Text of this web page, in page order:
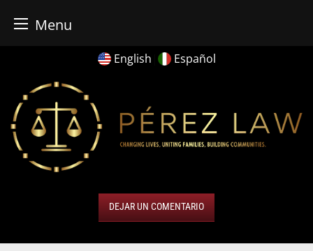
Menu
content
English Español
DEJAR UN COMENTARIO